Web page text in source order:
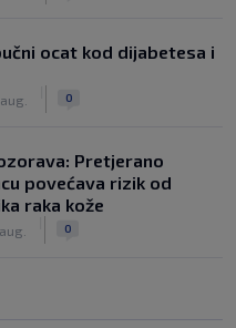
ocat kod dijabetesa i
0
Pretjerano
povećava rizik od
raka kože
0